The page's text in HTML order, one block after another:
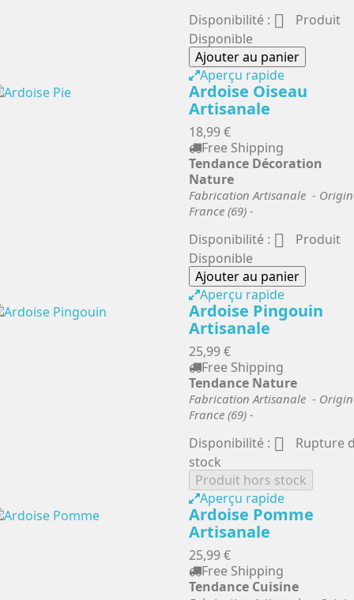
Disponibilité : 
Produit
Disponible
Ajouter au panier
Aperçu rapide
Ardoise Oiseau
Artisanale
18,99 €
Free Shipping
Tendance Décoration
Nature
Fabrication Artisanale -
France (69) -
Disponibilité : 
Produit
Disponible
Ajouter au panier
Aperçu rapide
Ardoise Pingouin
Artisanale
25,99 €
Free Shipping
Tendance Nature
Fabrication Artisanale -
France (69) -
Disponibilité : 
Rupture
stock
Produit hors stock
Aperçu rapide
Ardoise Pomme
Artisanale
25,99 €
Free Shipping
Tendance Cuisine